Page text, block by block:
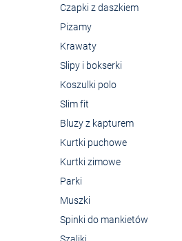
Czapki z daszkiem
Pizamy
Krawaty
Slipy i bokserki
Koszulki polo
Slim fit
Bluzy z kapturem
Kurtki puchowe
Kurtki zimowe
Parki
Muszki
Spinki do mankietów
Szaliki